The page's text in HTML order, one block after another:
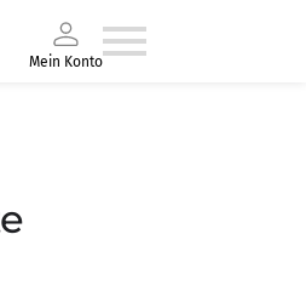
Mein Konto